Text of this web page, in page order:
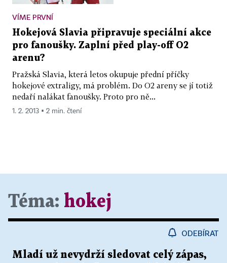
VÍME PRVNÍ
Hokejová Slavia připravuje speciální akce
pro fanoušky. Zaplní před play-off O2
arenu?
Pražská Slavia, která letos okupuje přední příčky
hokejové extraligy, má problém. Do O2 areny se jí totiž
nedaří nalákat fanoušky. Proto pro ně...
1. 2. 2013 ▪ 2 min. čtení
Téma: hokej
ODEBÍRAT
Mladí už nevydrží sledovat celý zápas,